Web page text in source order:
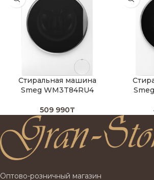
Стиральная машина
Smeg WM3T84RU4
509 990₸
Оптово-розничный магазин